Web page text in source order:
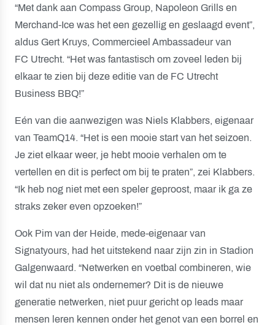
“Met dank aan Compass Group, Napoleon Grills en
Merchand-Ice was het een gezellig en geslaagd event”,
aldus Gert Kruys, Commercieel Ambassadeur van
FC Utrecht. “Het was fantastisch om zoveel leden bij
elkaar te zien bij deze editie van de FC Utrecht
Business BBQ!”
Eén van die aanwezigen was Niels Klabbers, eigenaar
van TeamQ14. “Het is een mooie start van het seizoen.
Je ziet elkaar weer, je hebt mooie verhalen om te
vertellen en dit is perfect om bij te praten”, zei Klabbers.
“Ik heb nog niet met een speler geproost, maar ik ga ze
straks zeker even opzoeken!”
Ook Pim van der Heide, mede-eigenaar van
Signatyours, had het uitstekend naar zijn zin in Stadion
Galgenwaard. “Netwerken en voetbal combineren, wie
wil dat nu niet als ondernemer? Dit is de nieuwe
generatie netwerken, niet puur gericht op leads maar
mensen leren kennen onder het genot van een borrel en